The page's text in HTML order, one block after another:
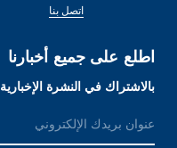
اتصل بنا
اطلع على جميع أخبارنا
بالاشتراك في النشرة الإخبارية